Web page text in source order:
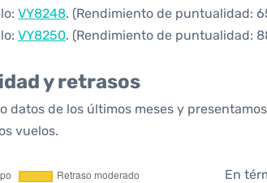
VY8248. (Rendimiento de puntualidad:
VY8250. (Rendimiento de puntualidad:
y retrasos
datos de los últimos meses y
vuelos.
En